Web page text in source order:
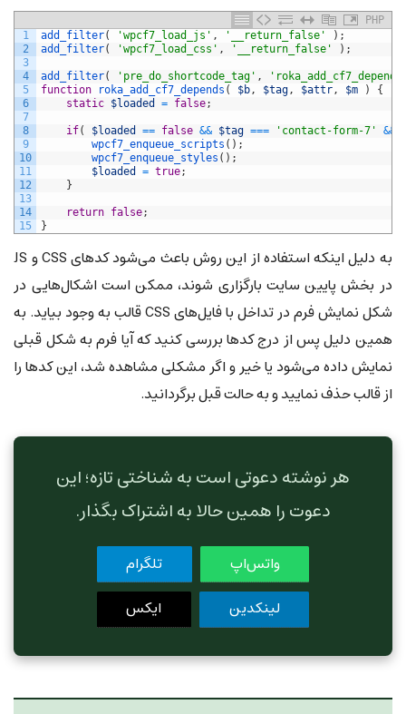
PHP
1
2
3
4
5
6
7
8
9
10
11
12
13
14
15
add_filter( 'wpcf7_load_js' , '__return_false' ) ;
add_filter( 'wpcf7_load_css' , '__return_false' ) ;
add_filter( 'pre_do_shortcode_tag' ,
function
roka_add_cf7_depends ( $b, $tag, $attr, $m )
{
static $loaded = false;
if( $loaded == false && $tag === 'contact-form-7' &&
wpcf7_enqueue_scripts ( ) ;
wpcf7_enqueue_styles ( ) ;
$loaded
= true;
}
return false;
}
به دلیل اینکه استفاده از این روش باعث می‌شود کدهای CSS و JS
در بخش پایین سایت بارگزاری شوند، ممکن است اشکال‌هایی در
شکل نمایش فرم در تداخل با فایل‌های CSS قالب به وجود بیاید. به
همین دلیل پس از درج کدها بررسی کنید که آیا فرم به شکل قبلی
نمایش داده می‌شود یا خیر و اگر مشکلی مشاهده شد، این کدها را
از قالب حذف نمایید و به حالت قبل برگردانید.
هر نوشته دعوتی است به شناختی تازه؛ این
دعوت را همین حالا به اشتراک بگذار.
واتس‌اپ
تلگرام
لینکدین
ایکس